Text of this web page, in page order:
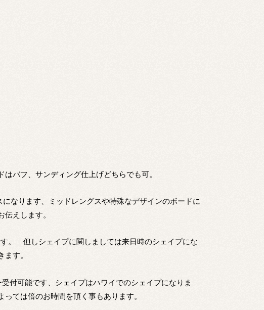
バフ、サンディング仕上げどちらでも可。
なります、ミッドレングスや特殊なデザインのボードに
えします。
。 但しシェイプに関しましては来日時のシェイプにな
す。
付可能です、シェイプはハワイでのシェイプになりま
ては倍のお時間を頂く事もあります。